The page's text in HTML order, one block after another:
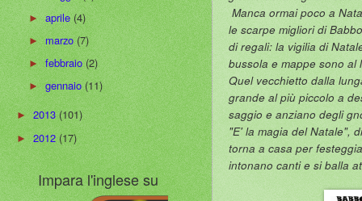
Manca ormai poco a
le scarpe migliori di
di regali: la vigilia di
bussola e mappe sono
Quel vecchietto dalla
grande al più piccolo a
saggio e anziano degli
"E' la magia del Natale",
torna a casa per
intonano canti e si balla
►aprile(4)
►marzo(7)
►febbraio(2)
►gennaio(11)
►2013(101)
►2012(17)
Impara l'inglese su